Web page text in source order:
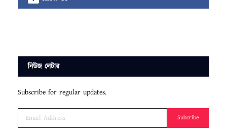
নিউজ লেটার
Subscribe for regular updates.
Subcribe